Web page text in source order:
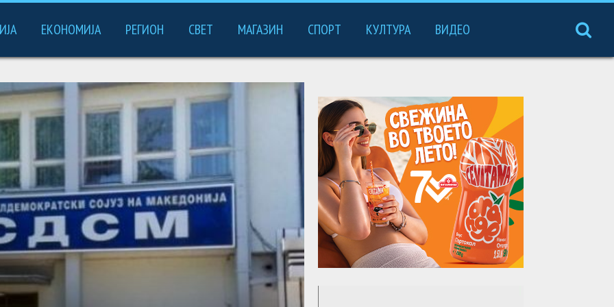
ЕКОНОМИЈА РЕГИОН СВЕТ МАГАЗИН СПОРТ КУЛТУРА ВИДЕО